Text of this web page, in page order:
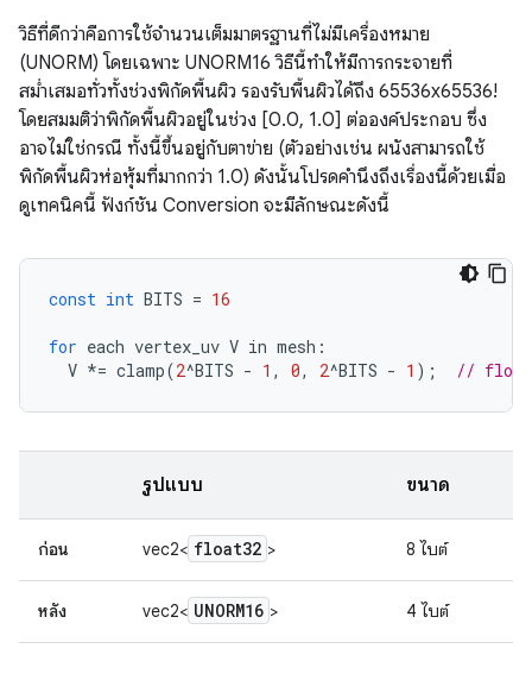
วิธีที่ดีกว่าคือการใช้จำนวนเต็มมาตรฐานที่ไม่มีเครื่องหมาย
(UNORM) โดยเฉพาะ UNORM16 วิธีนี้ทำให้มีการกระจายที่
สม่ำเสมอทั่วทั้งช่วงพิกัดพื้นผิว รองรับพื้นผิวได้ถึง 65536x65536!
โดยสมมติว่าพิกัดพื้นผิวอยู่ในช่วง [0.0, 1.0] ต่อองค์ประกอบ ซึ่ง
อาจไม่ใช่กรณี ทั้งนี้ขึ้นอยู่กับตาข่าย (ตัวอย่างเช่น ผนังสามารถใช้
พิกัดพื้นผิวห่อหุ้มที่มากกว่า 1.0) ดังนั้นโปรดคำนึงถึงเรื่องนี้ด้วยเมื่อ
ดูเทคนิคนี้ ฟังก์ชัน Conversion จะมีลักษณะดังนี้
const int BITS = 16
for each vertex_uv V in mesh :
V *= clamp(2^BITS - 1 , 0, 2^BITS - 1 ); // float
รูปแบบ ขนาด
ก่อน vec2< float32 > 8 ไบต์
หลัง vec2< UNORM16 > 4 ไบต์